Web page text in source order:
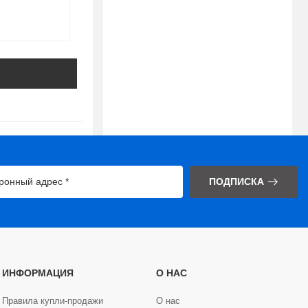
ПОДПИСКА
ИНФОРМАЦИЯ
Правила купли-продажи
О НАС
О нас